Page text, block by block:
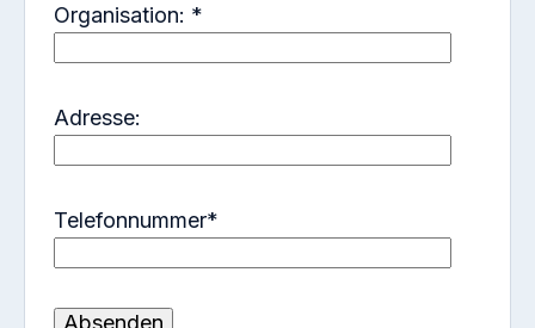
sammeln
[Zum Beispiel von Dritten wie Veranstaltern von
teilnehmen, oder aus öffentlich zugänglichen
Quellen, soweit dies gesetzlich zulässig ist, wie z. B.
sozialen Medien.
Kontaktdaten (z. B. Telefonnummer, E-Mail-
Organisation: *
Adresse:
Telefonnummer*